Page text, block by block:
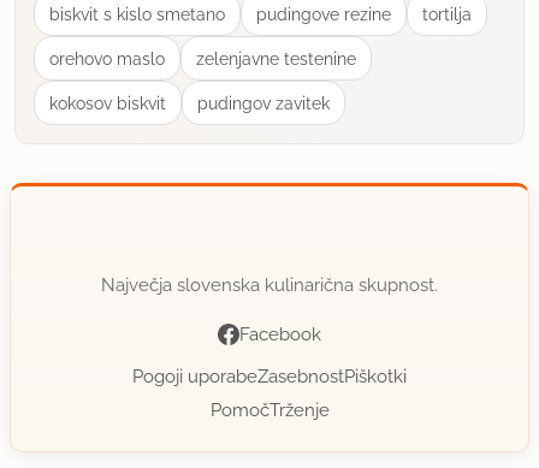
biskvit s kislo smetano pudingove rezine tortilja
orehovo maslo zelenjavne testenine
kokosov biskvit pudingov zavitek
Največja slovenska kulinarična skupnost.
Facebook
Pogoji uporabeZasebnostPiškotki
PomočTrženje